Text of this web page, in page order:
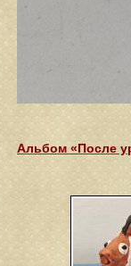
Альбом «После